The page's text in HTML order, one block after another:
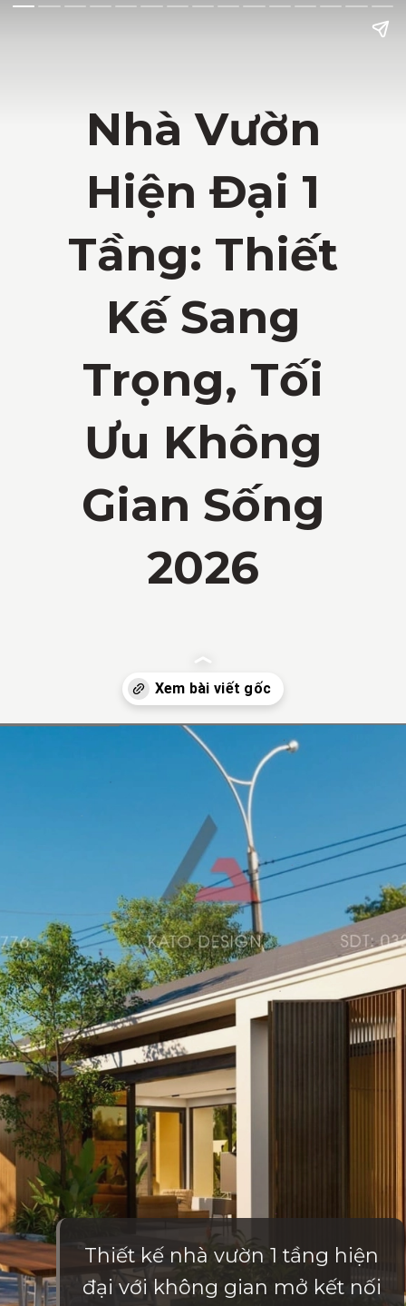
Nhà Vườn
Hiện Đại 1
Tầng: Thiết
Kế Sang
Trọng, Tối
Ưu Không
Gian Sống
2026
Thiết kế nhà vườn 1 tầng hiện
đại với không gian mở kết nối